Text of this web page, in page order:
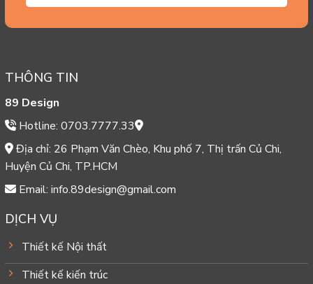
THÔNG TIN
89 Design
Hotline: 0703.7777.33
Địa chỉ: 26 Phạm Văn Chèo, Khu phố 7, Thị trấn Củ Chi,
Huyện Củ Chi, TP.HCM
Email: info.89design@gmail.com
DỊCH VỤ
Thiết kế Nội thất
Thiết kế kiến trúc